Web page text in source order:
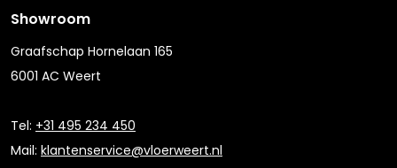
Showroom
Graafschap Hornelaan 165
6001 AC Weert
Tel: +31 495 234 450
Mail: klantenservice@vloerweert.nl